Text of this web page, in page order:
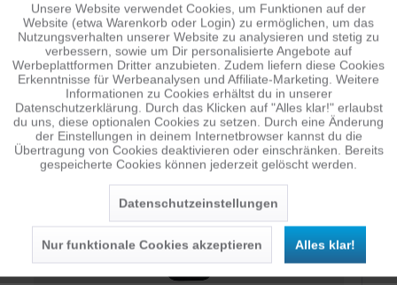
ÄHNLICHE ARTIKEL
Diese Artikel sind dem Produkt ähnlich ...mehr
Persönliche Empfehlungen
Funktionale Aktiv
Tracking Inaktiv
Personalisierung Inaktiv
Service Inaktiv
Unsere Website verwendet Cookies, um Funktionen auf der
Website (etwa Warenkorb oder Login) zu ermöglichen, um das
Nutzungsverhalten unserer Website zu analysieren und stetig zu
verbessern, sowie um Dir personalisierte Angebote auf
Werbeplattformen Dritter anzubieten. Zudem liefern diese Cookies
Erkenntnisse für Werbeanalysen und Affiliate-Marketing. Weitere
Informationen zu Cookies erhältst du in unserer
Datenschutzerklärung. Durch das Klicken auf "Alles klar!" erlaubst
du uns, diese optionalen Cookies zu setzen. Durch eine Änderung
der Einstellungen in deinem Internetbrowser kannst du die
Übertragung von Cookies deaktivieren oder einschränken. Bereits
gespeicherte Cookies können jederzeit gelöscht werden.
Datenschutzeinstellungen
Nur funktionale Cookies akzeptieren Alles klar!